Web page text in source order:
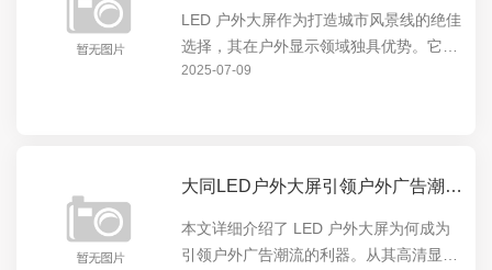
LED 户外大屏作为打造城市风景线的绝佳
选择，其在户外显示领域独具优势。它能
以绚丽多彩的画面点亮城市夜晚，成为城
2025-07-09
大同LED户外大屏引领户外广告潮流的利器
本文详细介绍了 LED 户外大屏为何成为
引领户外广告潮流的利器。从其高清显